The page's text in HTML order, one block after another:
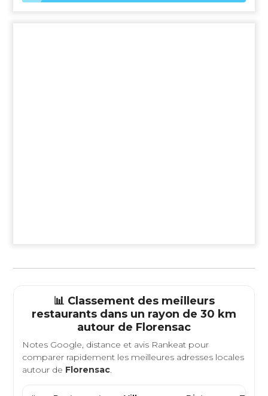
📊 Classement des meilleurs
restaurants dans un rayon de 30 km
autour de Florensac
Notes Google, distance et avis Rankeat pour
comparer rapidement les meilleures adresses locales
autour de Florensac.